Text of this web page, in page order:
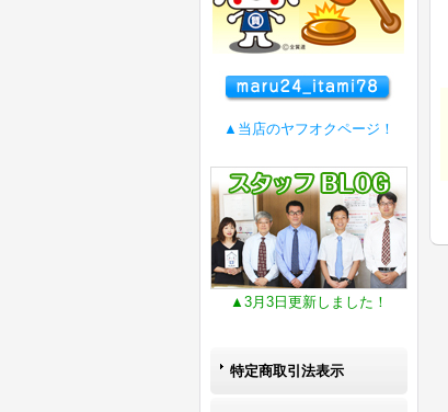
▲当店のヤフオクページ！
▲3月3日更新しました！
特定商取引法表示